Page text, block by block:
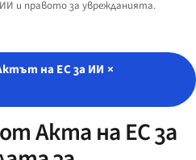
и правото за уврежданията.
на ЕС за ИИ ×
Акта на ЕС за